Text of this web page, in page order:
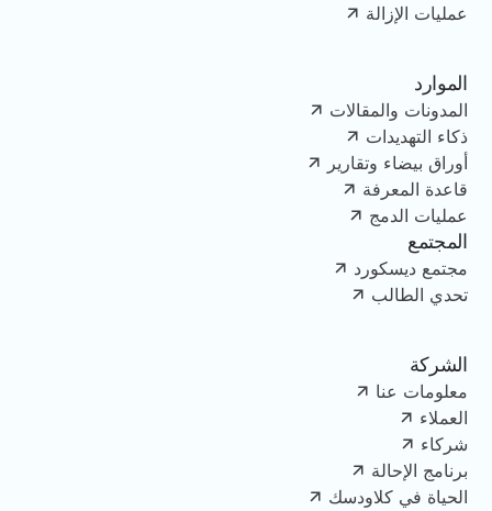
عمليات الإزالة
الموارد
المدونات والمقالات
ذكاء التهديدات
أوراق بيضاء وتقارير
قاعدة المعرفة
عمليات الدمج
المجتمع
مجتمع ديسكورد
تحدي الطالب
الشركة
معلومات عنا
العملاء
شركاء
برنامج الإحالة
الحياة في كلاودسك